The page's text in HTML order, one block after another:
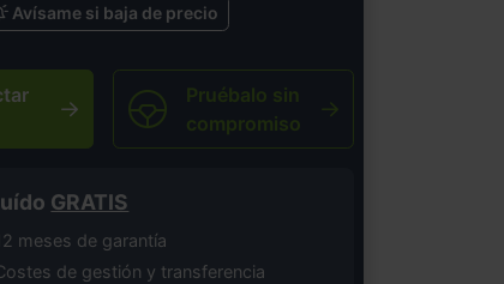
Avísame si baja de precio
Pruébalo sin
compromiso
GRATIS
meses de garantía
de gestión y transferencia